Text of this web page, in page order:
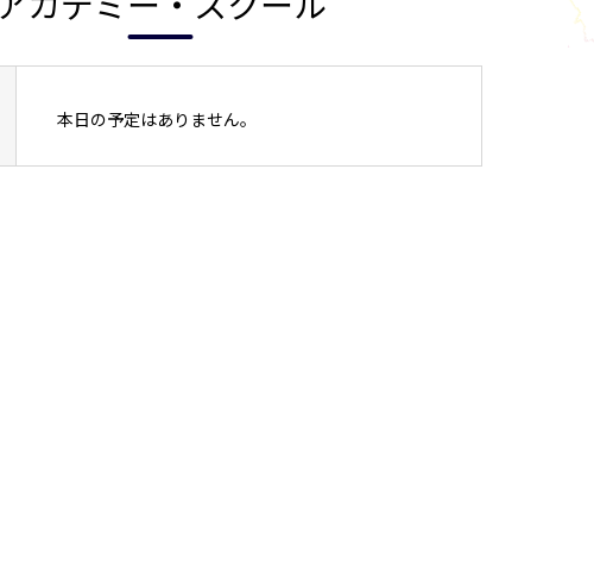
本日の予定はありません。